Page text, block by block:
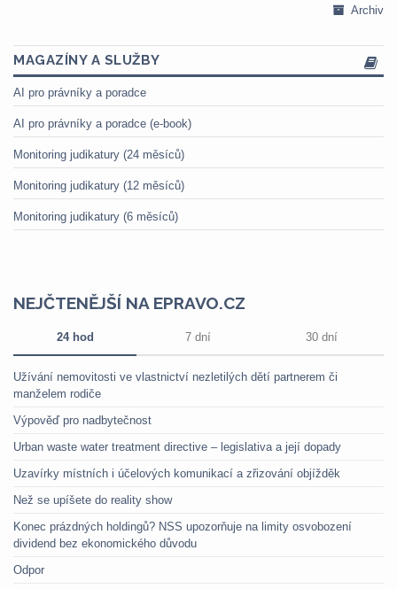
Archiv
MAGAZÍNY A SLUŽBY
AI pro právníky a poradce
AI pro právníky a poradce (e-book)
Monitoring judikatury (24 měsíců)
Monitoring judikatury (12 měsíců)
Monitoring judikatury (6 měsíců)
NEJČTENĚJŠÍ NA EPRAVO.CZ
24 hod 7 dní 30 dní
Užívání nemovitosti ve vlastnictví nezletilých dětí partnerem či
manželem rodiče
Výpověď pro nadbytečnost
Urban waste water treatment directive – legislativa a její dopady
Uzavírky místních i účelových komunikací a zřizování objížděk
Než se upíšete do reality show
Konec prázdných holdingů? NSS upozorňuje na limity osvobození
dividend bez ekonomického důvodu
Odpor